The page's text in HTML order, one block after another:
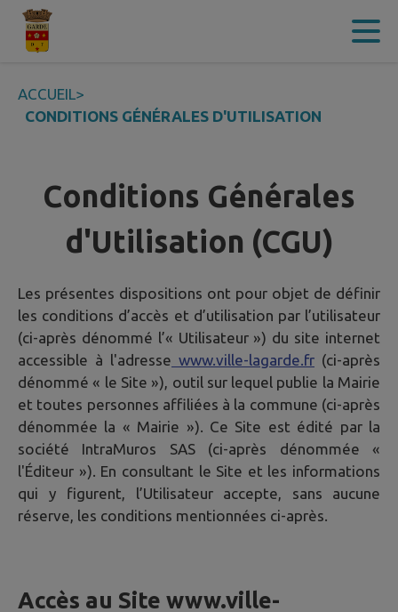
Contenu
ACCUEIL>
CONDITIONS GÉNÉRALES D'UTILISATION
Conditions Générales
d'Utilisation (CGU)
Les présentes dispositions ont pour objet de définir
les conditions d’accès et d’utilisation par l’utilisateur
(ci-après dénommé l’« Utilisateur ») du site internet
accessible à l'adresse www.ville-lagarde.fr (ci-après
dénommé « le Site »), outil sur lequel publie la Mairie
et toutes personnes affiliées à la commune (ci-après
dénommée la « Mairie »). Ce Site est édité par la
société IntraMuros SAS (ci-après dénommée «
l'Éditeur »). En consultant le Site et les informations
qui y figurent, l’Utilisateur accepte, sans aucune
réserve, les conditions mentionnées ci-après.
Accès au Site www.ville-